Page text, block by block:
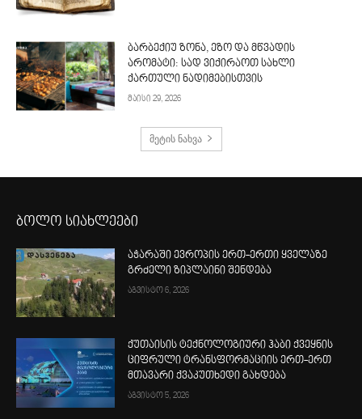
ბარბექიუ ზონა, ეზო და მწვადის
არომატი: სად ვიქირაოთ სახლი
ქართული ნადიმებისთვის
მაისი 29, 2026
მეტის ნახვა
ბოლო სიახლეები
აჭარაში ევროპის ერთ-ერთი ყველაზე
გრძელი ზიპლაინი შენდება
აგვისტო 6, 2026
ქუთაისის ტექნოლოგიური ჰაბი ქვეყნის
ციფრული ტრანსფორმაციის ერთ-ერთ
მთავარი ქვაკუთხედი გახდება
აგვისტო 5, 2026